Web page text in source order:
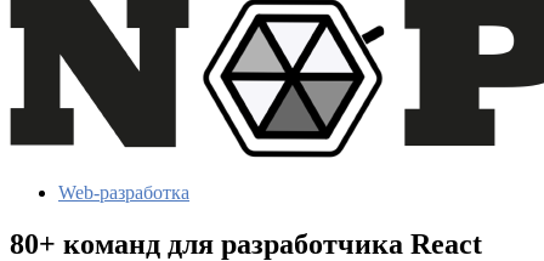
Web-разработка
80+ команд для разработчика React